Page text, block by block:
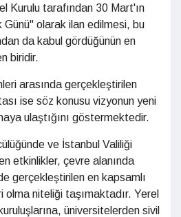
Kurulu tarafından 30 Mart'ın
Günü" olarak ilan edilmesi, bu
da kabul gördüğünün en
biridir.
arasında gerçekleştirilen
ise söz konusu vizyonun yeni
ulaştığını göstermektedir.
ve İstanbul Valiliği
etkinlikler, çevre alanında
gerçekleştirilen en kapsamlı
olma niteliği taşımaktadır. Yerel
üniversitelerden sivil